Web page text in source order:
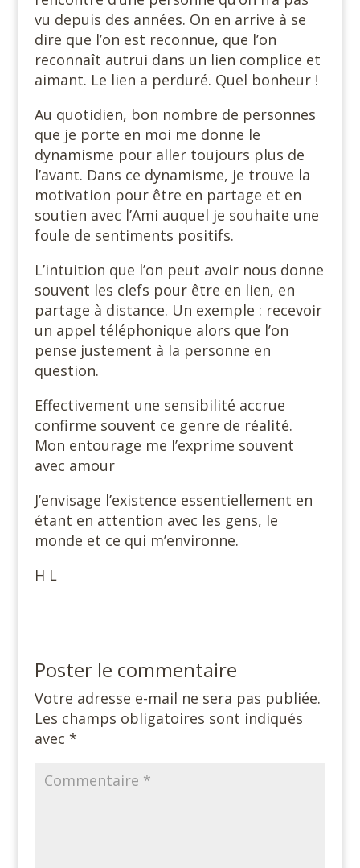
vu depuis des années. On en arrive à se
dire que l’on est reconnue, que l’on
reconnaît autrui dans un lien complice et
aimant. Le lien a perduré. Quel bonheur !
Au quotidien, bon nombre de personnes
que je porte en moi me donne le
dynamisme pour aller toujours plus de
l’avant. Dans ce dynamisme, je trouve la
motivation pour être en partage et en
soutien avec l’Ami auquel je souhaite une
foule de sentiments positifs.
L’intuition que l’on peut avoir nous donne
souvent les clefs pour être en lien, en
partage à distance. Un exemple : recevoir
un appel téléphonique alors que l’on
pense justement à la personne en
question.
Effectivement une sensibilité accrue
confirme souvent ce genre de réalité.
Mon entourage me l’exprime souvent
avec amour
J’envisage l’existence essentiellement en
étant en attention avec les gens, le
monde et ce qui m’environne.
H L
Poster le commentaire
Votre adresse e-mail ne sera pas publiée.
Les champs obligatoires sont indiqués
avec *